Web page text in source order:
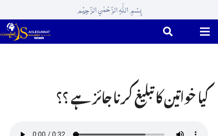
بِسْمِ اللّٰہِ الرَّحْمٰنِ الرَّحِیْم
کیا خواتین کا تبلیغ کرنا جائز ہے ؟؟